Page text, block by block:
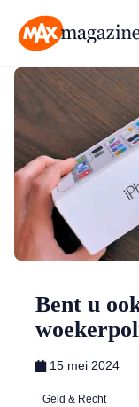
Bent u
15 mei 2024
Geld & Recht